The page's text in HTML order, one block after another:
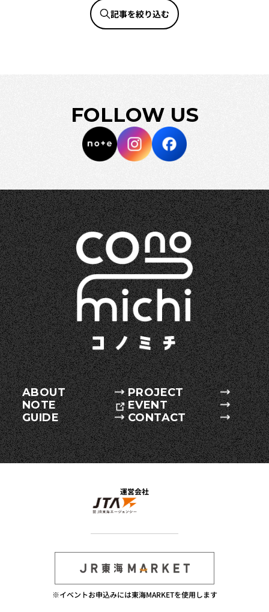
記事を絞り込む
FOLLOW US
ABOUT
PROJECT
NOTE
EVENT
GUIDE
CONTACT
運営会社
※イベントお申込みには東海MARKETを使用します